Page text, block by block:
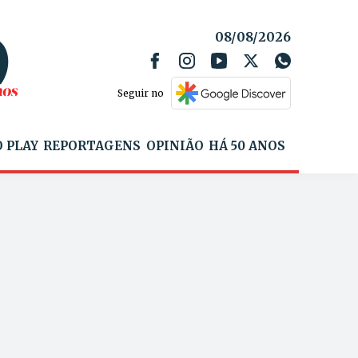
08/08/2026
Seguir no
PLAY REPORTAGENS OPINIÃO HÁ 50 ANOS